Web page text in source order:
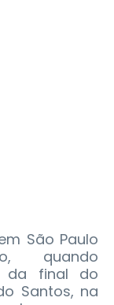
São Paulo
quando
da final do
Santos, na